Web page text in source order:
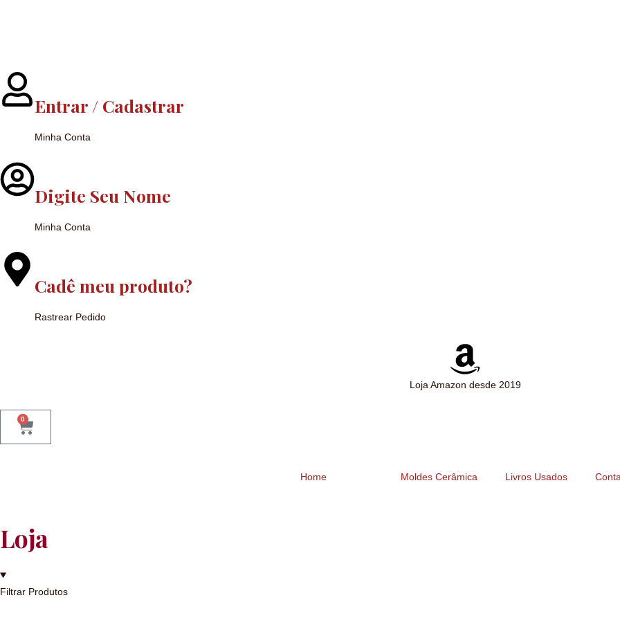
Entrar / Cadastrar
Minha Conta
Digite Seu Nome
Minha Conta
Cadê meu produto?
Rastrear Pedido
Loja Amazon desde 2019
0
Home Moldes Cerâmica Livros Usados
Loja
Filtrar Produtos